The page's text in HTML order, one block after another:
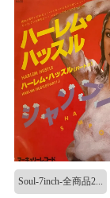
Soul-7inch-全商品2...